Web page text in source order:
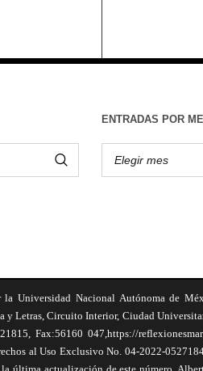
ENTRADAS POR
Universidad Nacional Autónoma de
Letras, Circuito Interior, Ciudad
Fax:56160 047,https://
al Uso Exclusivo No. 04-2022-